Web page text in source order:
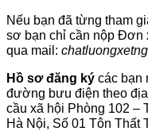
Nếu bạn đã từng tham
sơ bạn chỉ cần nộp Đơn
qua mail:
Hồ sơ đăng ký các bạn
đường bưu điện theo
cầu xã hội Phòng 102 –
Hà Nội, Số 01 Tôn Thất